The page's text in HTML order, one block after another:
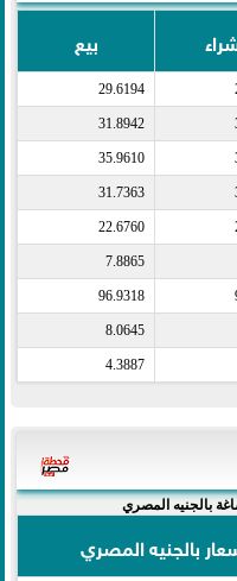
بيع
29.6194
31.8942
35.9610
31.7363
22.6760
7.8865
96.9318
8.0645
4.3887
بالجنيه المصري
بالجنيه المصري